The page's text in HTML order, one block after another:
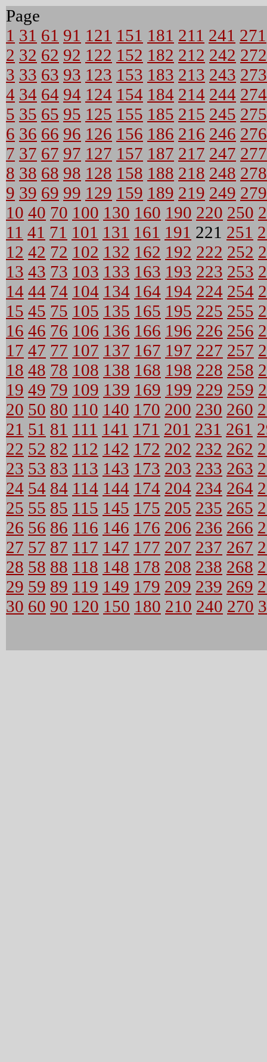
Page
1 31 61 91 121 151 181 211 241 271
2 32 62 92 122 152 182 212 242 272
3 33 63 93 123 153 183 213 243 273
4 34 64 94 124 154 184 214 244 274
5 35 65 95 125 155 185 215 245 275
6 36 66 96 126 156 186 216 246 276
7 37 67 97 127 157 187 217 247 277
8 38 68 98 128 158 188 218 248 278
9 39 69 99 129 159 189 219 249 279
10 40 70 100 130 160 190 220 250
11 41 71 101 131 161 191 221 251
12 42 72 102 132 162 192 222 252
13 43 73 103 133 163 193 223 253
14 44 74 104 134 164 194 224 254
15 45 75 105 135 165 195 225 255
16 46 76 106 136 166 196 226 256
17 47 77 107 137 167 197 227 257
18 48 78 108 138 168 198 228 258
19 49 79 109 139 169 199 229 259
20 50 80 110 140 170 200 230 260
21 51 81 111 141 171 201 231 261
22 52 82 112 142 172 202 232 262
23 53 83 113 143 173 203 233 263
24 54 84 114 144 174 204 234 264
25 55 85 115 145 175 205 235 265
26 56 86 116 146 176 206 236 266
27 57 87 117 147 177 207 237 267
28 58 88 118 148 178 208 238 268
29 59 89 119 149 179 209 239 269
30 60 90 120 150 180 210 240 270